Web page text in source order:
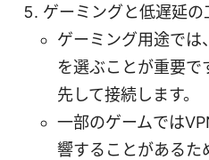
ゲーミングと低遅延の
ゲーミング用途で
を選ぶことが重要で
先して接続します。
一部のゲームでは
響することがあるた